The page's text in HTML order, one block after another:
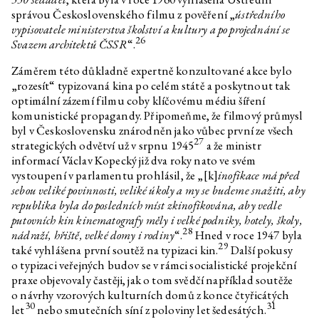
správou Československého filmu z pověření „ústředního
vypisovatele ministerstva školství a kultury a po projednání se
Svazem architektů ČSSR“.26
Záměrem této důkladně expertně konzultované akce bylo
„rozesít“ typizovaná kina po celém státě a poskytnout tak
optimální zázemí filmu coby klíčovému médiu šíření
komunistické propagandy. Připomeňme, že filmový průmysl
byl v Československu znárodněn jako vůbec první ze všech
strategických odvětví už v srpnu 194527 a že ministr
informací Václav Kopecký již dva roky nato ve svém
vystoupení v parlamentu prohlásil, že „[k]inofikace má před
sebou veliké povinnosti, veliké úkoly a my se budeme snažiti, aby
republika byla do posledních míst zkinofikována, aby vedle
putovních kin kinematografy měly i velké podniky, hotely, školy,
nádraží, hřiště, velké domy i rodiny“.28 Hned v roce 1947 byla
také vyhlášena první soutěž na typizaci kin.29 Další pokusy
o typizaci veřejných budov se v rámci socialistické projekční
praxe objevovaly častěji, jak o tom svědčí například soutěže
o návrhy vzorových kulturních domů z konce čtyřicátých
let30nebo smutečních síní z poloviny let šedesátých.31